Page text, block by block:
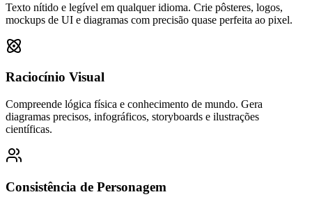
Texto nítido e legível em qualquer idioma. Crie pôsteres, logos,
mockups de UI e diagramas com precisão quase perfeita ao pixel.
Raciocínio Visual
Compreende lógica física e conhecimento de mundo. Gera
diagramas precisos, infográficos, storyboards e ilustrações
científicas.
Consistência de Personagem